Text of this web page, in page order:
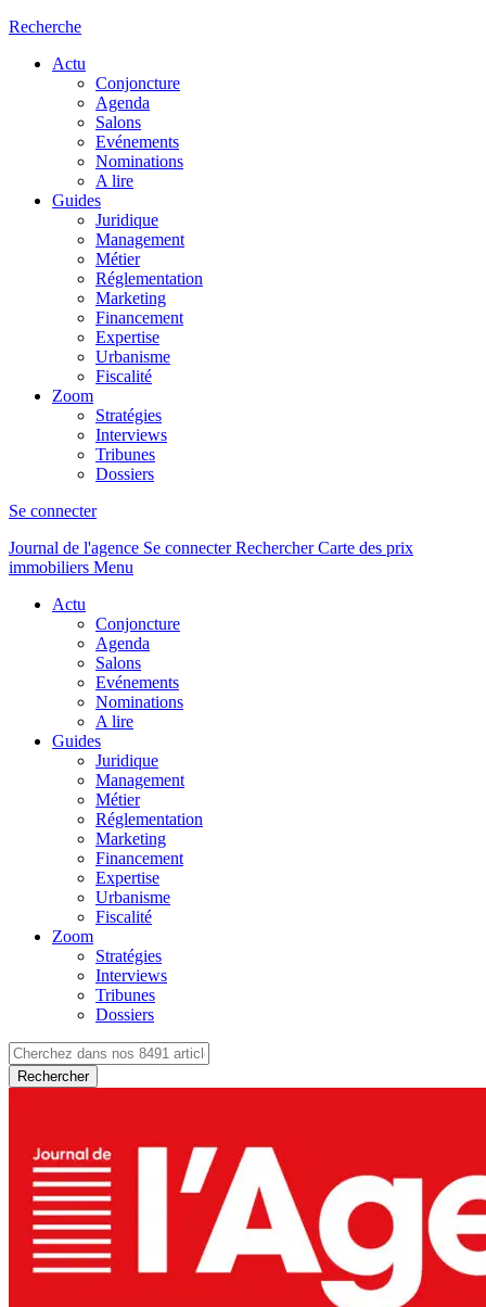
Recherche
Actu
Conjoncture
Agenda
Salons
Evénements
Nominations
A lire
Guides
Juridique
Management
Métier
Réglementation
Marketing
Financement
Expertise
Urbanisme
Fiscalité
Zoom
Stratégies
Interviews
Tribunes
Dossiers
Se connecter
Journal de l'agence Se connecterRechercher Carte des prix
immobiliers Menu
Actu
Conjoncture
Agenda
Salons
Evénements
Nominations
A lire
Guides
Juridique
Management
Métier
Réglementation
Marketing
Financement
Expertise
Urbanisme
Fiscalité
Zoom
Stratégies
Interviews
Tribunes
Dossiers
Rechercher